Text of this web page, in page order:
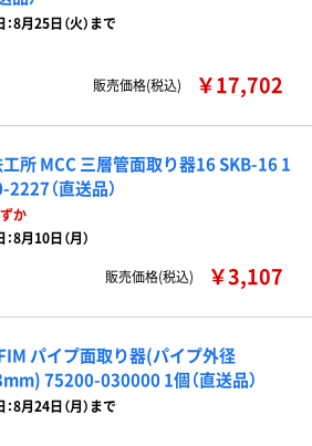
8月25日（火）まで
販売価格(税込) ￥17,702
所 MCC 三層管面取り器16 SKB-16 1
（直送品）
か
8月10日（月）
販売価格(税込) ￥3,107
パイプ面取り器(パイプ外径
75200-030000 1個（直送品）
8月24日（月）まで